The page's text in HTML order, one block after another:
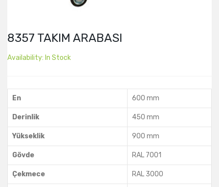
8357 TAKIM ARABASI
Availability: In Stock
En 600 mm
Derinlik 450 mm
Yükseklik 900 mm
Gövde RAL 7001
Çekmece RAL 3000